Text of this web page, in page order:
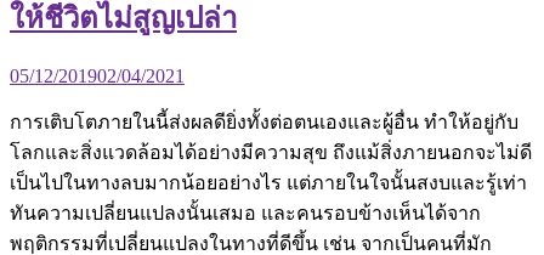
ให้ชีวิตไม่สูญเปล่า
05/12/201902/04/2021
การเติบโตภายในนี้ส่งผลดียิ่งทั้งต่อตนเองและผู้อื่น ทำให้อยู่กับ
โลกและสิ่งแวดล้อมได้อย่างมีความสุข ถึงแม้สิ่งภายนอกจะไม่ดี
เป็นไปในทางลบมากน้อยอย่างไร แต่ภายในใจนั้นสงบและรู้เท่า
ทันความเปลี่ยนแปลงนั้นเสมอ และคนรอบข้างเห็นได้จาก
พฤติกรรมที่เปลี่ยนแปลงในทางที่ดีขึ้น เช่น จากเป็นคนที่มัก